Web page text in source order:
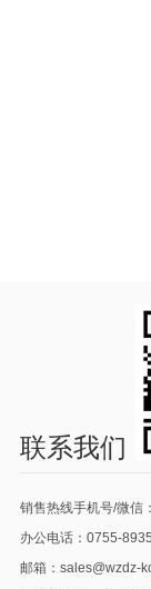
联系我们
销售热线手机号/微信
办公电话：0755-
邮箱：sales@wzdz-